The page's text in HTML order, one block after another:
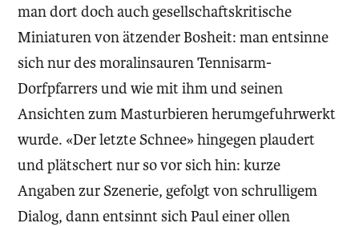
man dort doch auch gesellschaftskritische
Miniaturen von ätzender Bosheit: man entsinne
sich nur des moralinsauren Tennisarm-
Dorfpfarrers und wie mit ihm und seinen
Ansichten zum Masturbieren herumgefuhrwerkt
wurde. «Der letzte Schnee» hingegen plaudert
und plätschert nur so vor sich hin: kurze
Angaben zur Szenerie, gefolgt von schrulligem
Dialog, dann entsinnt sich Paul einer ollen